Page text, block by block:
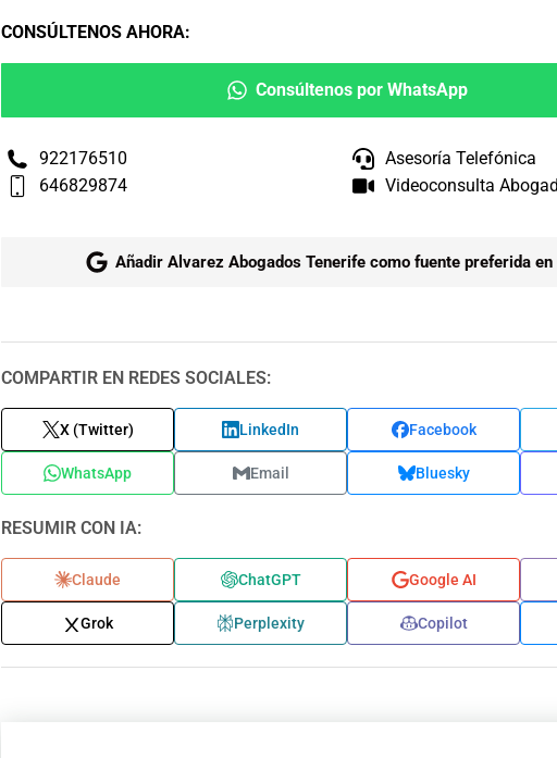
CONSÚLTENOS AHORA:
Consúltenos por WhatsApp
922176510
646829874
Asesoría Telefónica
Videoconsulta
Añadir Alvarez Abogados Tenerife como fuente preferida en
COMPARTIR EN REDES SOCIALES:
X (Twitter) LinkedIn Facebook
WhatsApp Email Bluesky
RESUMIR CON IA:
Claude ChatGPT Google AI
Grok Perplexity Copilot